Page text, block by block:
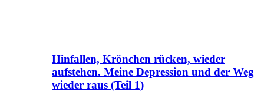
Hinfallen, Krönchen rücken, wieder
aufstehen. Meine Depression und der Weg
wieder raus (Teil 1)